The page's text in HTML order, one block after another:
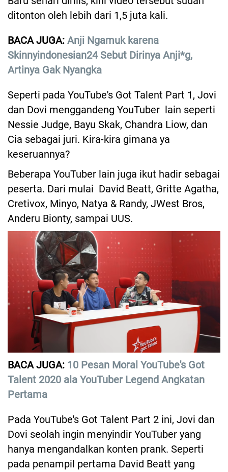
ditonton oleh lebih dari 1,5 juta kali.
BACA JUGA: Anji Ngamuk karena
Skinnyindonesian24 Sebut Dirinya Anji*g,
Artinya Gak Nyangka
Seperti pada YouTube's Got Talent Part 1, Jovi
dan Dovi menggandeng YouTuber lain seperti
Nessie Judge, Bayu Skak, Chandra Liow, dan
Cia sebagai juri. Kira-kira gimana ya
keseruannya?
Beberapa YouTuber lain juga ikut hadir sebagai
peserta. Dari mulai David Beatt, Gritte Agatha,
Cretivox, Minyo, Natya & Randy, JWest Bros,
Anderu Bionty, sampai UUS.
BACA JUGA: 10 Pesan Moral YouTube's Got
Talent 2020 ala YouTuber Legend Angkatan
Pertama
Pada YouTube's Got Talent Part 2 ini, Jovi dan
Dovi seolah ingin menyindir YouTuber yang
hanya mengandalkan konten prank. Seperti
pada penampil pertama David Beatt yang